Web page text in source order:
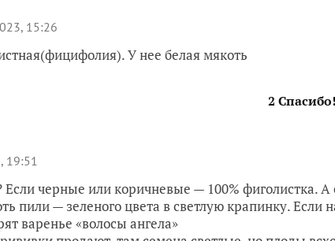
15:26
У нее белая мякоть
2 Спасибо!
19:51
Если черные или коричневые — 100% фиголистка.
пили — зеленого цвета в светлую крапинку. Если
варенье «волосы ангела»